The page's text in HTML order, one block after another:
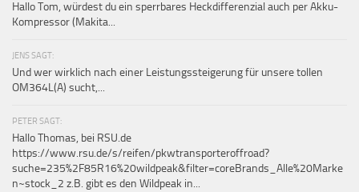
Hallo Tom, würdest du ein sperrbares Heckdifferenzial auch per Akku-
Kompressor (Makita...
JENS SAGT:
Und wer wirklich nach einer Leistungssteigerung für unsere tollen
OM364L(A) sucht,...
PETER SAGT:
Hallo Thomas, bei RSU.de
https://www.rsu.de/s/reifen/pkwtransporteroffroad?
suche=235%2F85R16%20wildpeak&filter=coreBrands_Alle%20Marke
n~stock_2 z.B. gibt es den Wildpeak in...